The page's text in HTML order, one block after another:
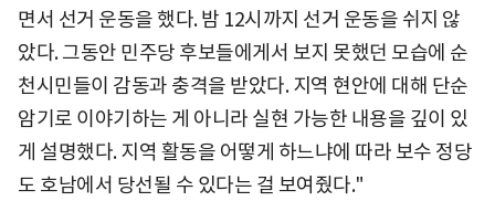
면서 선거 운동을 했다. 밤 12시까지 선거 운동을 쉬지 않
았다. 그동안 민주당 후보들에게서 보지 못했던 모습에 순
천시민들이 감동과 충격을 받았다. 지역 현안에 대해 단순
암기로 이야기하는 게 아니라 실현 가능한 내용을 깊이 있
게 설명했다. 지역 활동을 어떻게 하느냐에 따라 보수 정당
도 호남에서 당선될 수 있다는 걸 보여줬다."